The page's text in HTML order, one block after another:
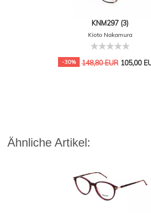
KNM297 (3)
Kioto Nakamura
-30% 148,80 EUR105,00
Ähnliche Artikel: